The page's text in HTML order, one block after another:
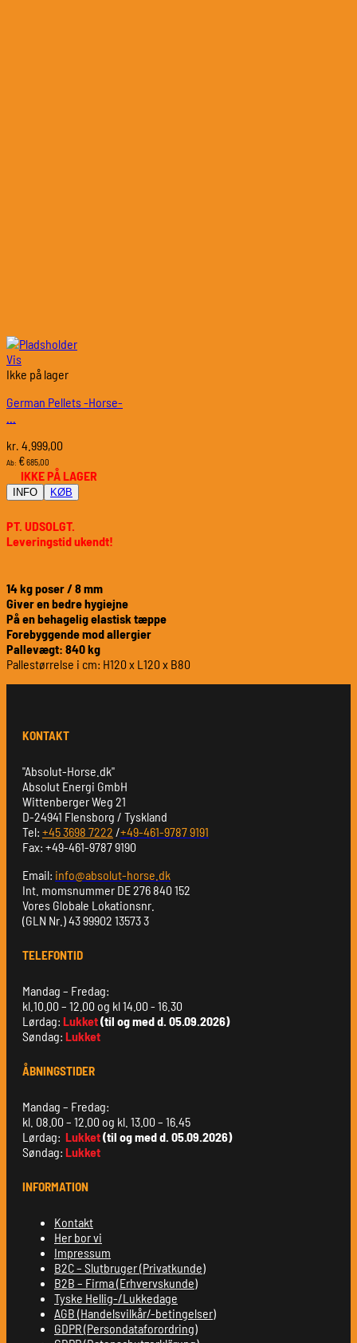
Vis
Ikke på lager
German Pellets -Horse-
kr. 4.999,00
Ab: €685,00
IKKE PÅ LAGER
INFO KØB
PT. UDSOLGT.
Leveringstid ukendt!
14 kg poser /8 mm
Giver en bedre hygiejne
På en behagelig elastisk tæppe
Forebyggende mod allergier
Pallevægt: 840 kg
Pallestørrelse i cm: H120 x L120 x B80
KONTAKT
"Absolut-Horse.dk"
Absolut Energi GmbH
Wittenberger Weg 21
D-24941 Flensborg / Tyskland
Tel: +45 3698 7222 /+49-461-9787 9191
Fax: +49-461-9787 9190
Email: info@absolut-horse.dk
Int. momsnummer DE 276 840 152
Vores Globale Lokationsnr.
(GLN Nr.) 43 99902 13573 3
TELEFONTID
Mandag – Fredag:
kl.10.00 – 12.00 og kl 14.00 - 16.30
Lørdag: Lukket(til og med d. 05.09.2026)
Søndag: Lukket
ÅBNINGSTIDER
Mandag – Fredag:
kl. 08.00 – 12.00 og kl. 13.00 – 16.45
Lørdag: Lukket(til og med d. 05.09.2026)
Søndag: Lukket
INFORMATION
Kontakt
Her bor vi
Impressum
B2C – Slutbruger (Privatkunde)
B2B – Firma (Erhvervskunde)
Tyske Hellig-/Lukkedage
AGB (Handelsvilkår/-betingelser)
GDPR (Persondataforordring)